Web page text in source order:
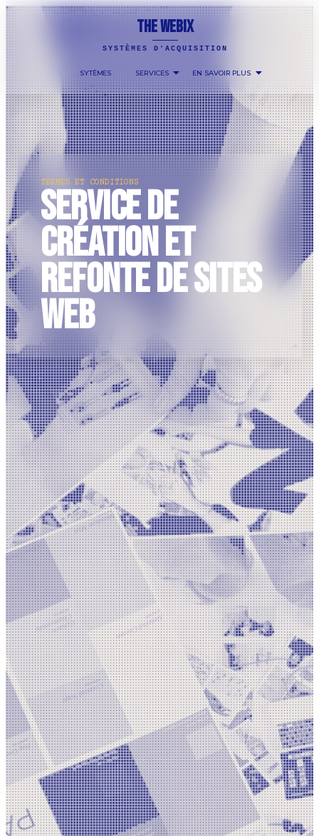
THE WEBIX
SYSTÈMES D'ACQUISITION
SYTÈMES SERVICES EN SAVOIR PLUS
TERMES ET CONDITIONS
Service de
création et
refonte de sites
web